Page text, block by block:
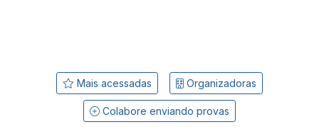
Mais acessadas Organizadoras
Colabore enviando provas